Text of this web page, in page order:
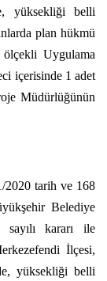
yüksekliği belli
plan hükmü
Uygulama
içerisinde 1 adet
Müdürlüğünün
2020 tarih ve 168
Belediye
kararı ile
İlçesi,
yüksekliği belli